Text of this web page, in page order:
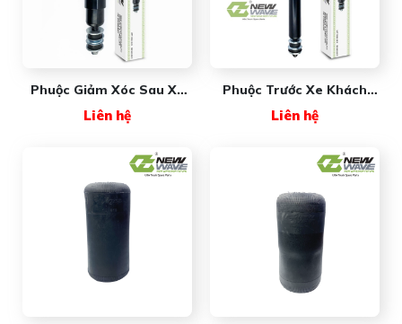
Phuộc Giảm Xóc Sau Xe
NWA92J28700S New
Liên hệ
Phuộc Trước Xe Khách
WAVE - Giải Pháp Hấp
Liên hệ